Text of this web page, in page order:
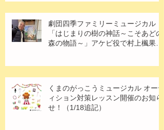
劇団四季ファミリーミュージカル
「はじまりの樹の神話～こそあどの
森の物語～」アケビ役で村上楓果さ
くまのがっこうミュージカル オーデ
ィション対策レッスン開催のお知ら
せ！（1/18追記）